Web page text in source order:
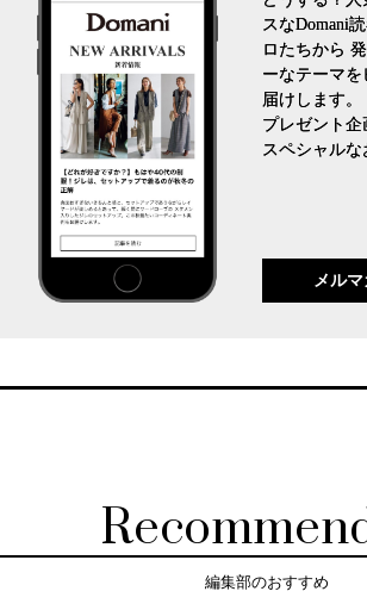
スなDomani
ロたちから
ーなテーマ
届けします。
プレゼント
スペシャルな
メル
編集部のおすすめ